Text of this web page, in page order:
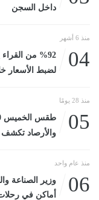
داخل السجن
منذ 6 أشهر
04
%92 من
لضبط الأسعار
منذ 28 يومًا
05
والأرصاد تكشف
منذ عام واحد
06
وزير الصناعة